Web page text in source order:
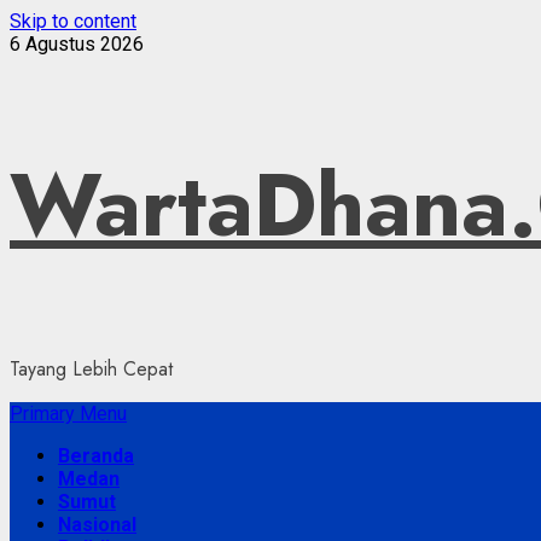
Skip to content
6 Agustus 2026
Tayang Lebih Cepat
Primary Menu
Beranda
Medan
Sumut
Nasional